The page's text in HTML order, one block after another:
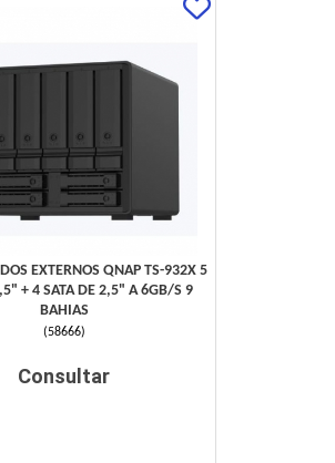
EXTERNOS QNAP TS-932X 5
+ 4 SATA DE 2,5" A 6GB/S 9
BAHIAS
(58666)
Consultar